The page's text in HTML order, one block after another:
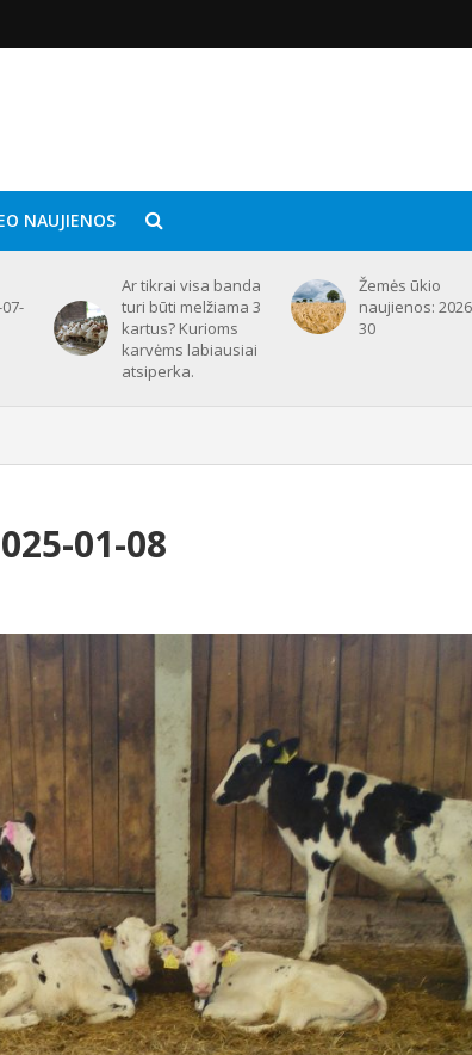
NAUJIENOS
Ar tikrai visa banda
turi būti melžiama 3
kartus? Kurioms
karvėms labiausiai
atsiperka.
Žemės ūkio
naujienos:
30
01-08